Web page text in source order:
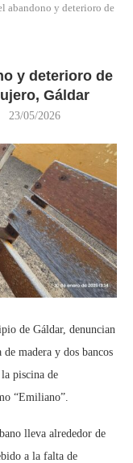
abandono y deterioro de
y deterioro de
Gáldar
23/05/2026
de Gáldar, denuncian
madera y dos bancos
piscina de
“Emiliano”.
lleva alrededor de
a la falta de